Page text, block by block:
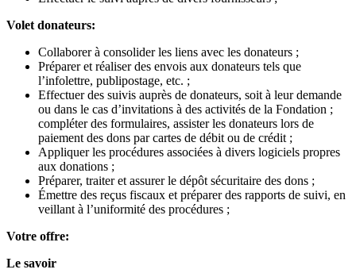
Volet donateurs:
Collaborer à consolider les liens avec les donateurs ;
Préparer et réaliser des envois aux donateurs tels que
l’infolettre, publipostage, etc. ;
Effectuer des suivis auprès de donateurs, soit à leur demande
ou dans le cas d’invitations à des activités de la Fondation ;
compléter des formulaires, assister les donateurs lors de
paiement des dons par cartes de débit ou de crédit ;
Appliquer les procédures associées à divers logiciels propres
aux donations ;
Préparer, traiter et assurer le dépôt sécuritaire des dons ;
Émettre des reçus fiscaux et préparer des rapports de suivi, en
veillant à l’uniformité des procédures ;
Votre offre:
Le savoir